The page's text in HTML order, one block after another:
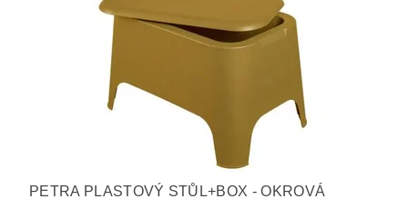
PETRA PLASTOVÝ STŮL+BOX - OKROVÁ